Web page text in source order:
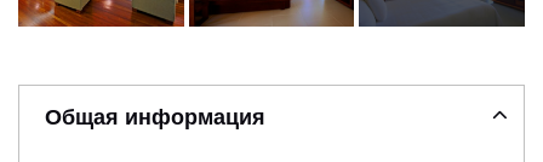
Общая информация